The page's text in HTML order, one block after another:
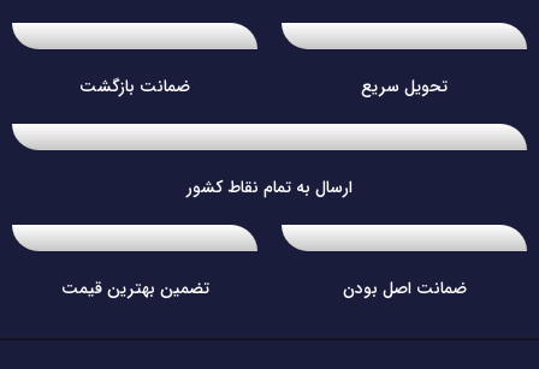
تحویل سریع ضمانت بازگشت
ارسال به تمام نقاط کشور
ضمانت اصل بودن تضمین بهترین قیمت